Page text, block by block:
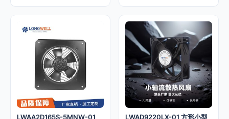
LWAA2D165S-5MNW-01 LWAD9220LX-01 方形小型